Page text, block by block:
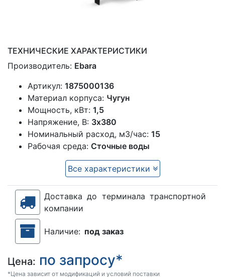
ТЕХНИЧЕСКИЕ ХАРАКТЕРИСТИКИ
Производитель: Ebara
Артикул: 1875000136
Материал корпуса: Чугун
Мощность, кВт: 1,5
Напряжение, В: 3х380
Номинальный расход, м3/час: 15
Рабочая среда: Сточные воды
Все характеристики
Доставка до терминала транспортной
компании
Наличие: под заказ
Цена: по запросу*
*Цена зависит от модификаций и условий поставки